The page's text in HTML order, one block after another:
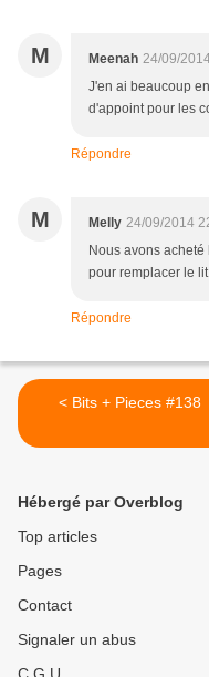
M Meenah 24/09/
J'en ai beaucoup
d'appoint pour les
Répondre
M Melly 24/09/2014
Nous avons
pour remplacer le
Répondre
< Bits + Pieces #138
Hébergé par Overblog
Top articles
Pages
Contact
Signaler un abus